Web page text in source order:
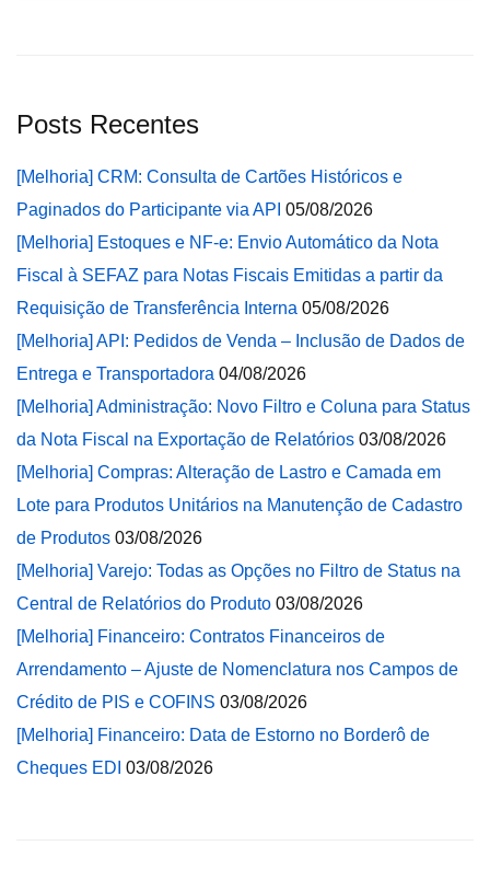
Posts Recentes
[Melhoria] CRM: Consulta de Cartões Históricos e
Paginados do Participante via API 05/08/2026
[Melhoria] Estoques e NF-e: Envio Automático da Nota
Fiscal à SEFAZ para Notas Fiscais Emitidas a partir da
Requisição de Transferência Interna 05/08/2026
[Melhoria] API: Pedidos de Venda – Inclusão de Dados de
Entrega e Transportadora 04/08/2026
[Melhoria] Administração: Novo Filtro e Coluna para Status
da Nota Fiscal na Exportação de Relatórios 03/08/2026
[Melhoria] Compras: Alteração de Lastro e Camada em
Lote para Produtos Unitários na Manutenção de Cadastro
de Produtos 03/08/2026
[Melhoria] Varejo: Todas as Opções no Filtro de Status na
Central de Relatórios do Produto 03/08/2026
[Melhoria] Financeiro: Contratos Financeiros de
Arrendamento – Ajuste de Nomenclatura nos Campos de
Crédito de PIS e COFINS 03/08/2026
[Melhoria] Financeiro: Data de Estorno no Borderô de
Cheques EDI 03/08/2026